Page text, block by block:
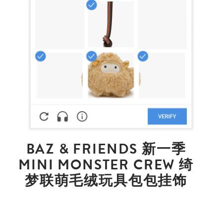
BAZ & FRIENDS 新一季
MINI MONSTER CREW 绮
梦联萌毛绒玩具包包挂饰